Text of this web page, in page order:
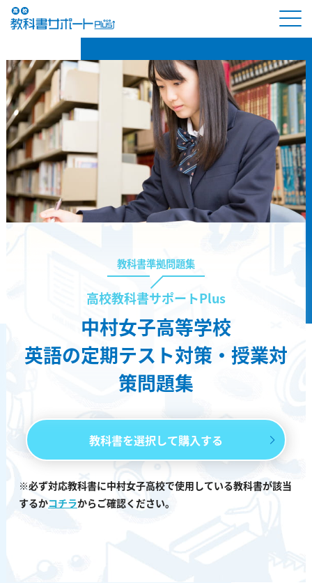
教科書準拠問題集
高校教科書サポートPlus
中村女子高等学校
英語の定期テスト対策・授業対
策問題集
教科書を選択して購入する
※必ず対応教科書に中村女子高校で使用している教科書が該当
するかコチラからご確認ください。